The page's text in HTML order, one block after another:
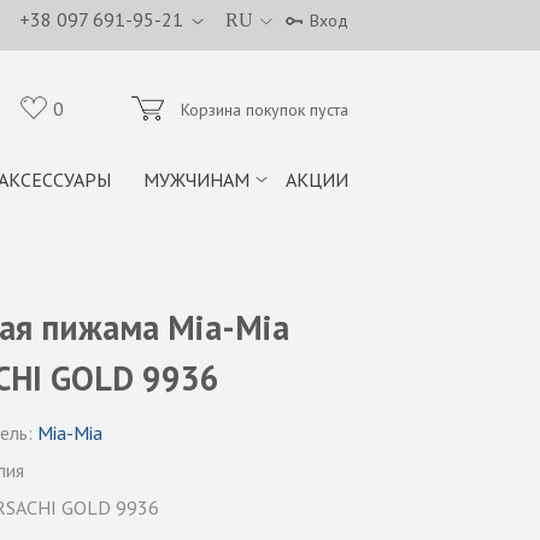
RU
+38 097 691-95-21 Вход
0 Корзина покупок пуста
МУЖЧИНАМ АКЦИИ
пижама Mia-Mia
GOLD 9936
Mia-Mia
GOLD 9936